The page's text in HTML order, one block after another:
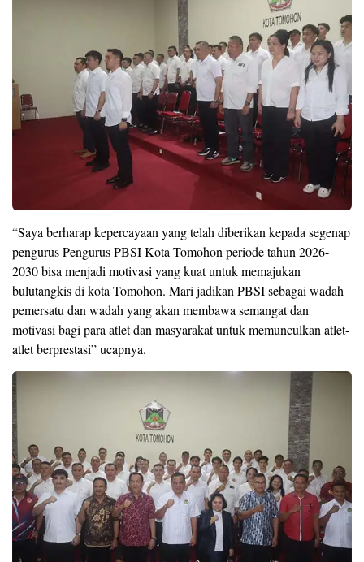
“Saya berharap kepercayaan yang telah diberikan kepada segenap
pengurus Pengurus PBSI Kota Tomohon periode tahun 2026-
2030 bisa menjadi motivasi yang kuat untuk memajukan
bulutangkis di kota Tomohon. Mari jadikan PBSI sebagai wadah
pemersatu dan wadah yang akan membawa semangat dan
motivasi bagi para atlet dan masyarakat untuk memunculkan atlet-
atlet berprestasi” ucapnya.